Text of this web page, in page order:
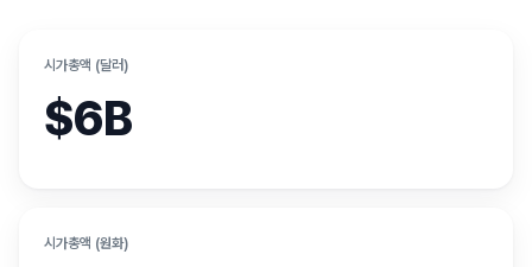
시가총액 (달러)
$6B
시가총액 (원화)